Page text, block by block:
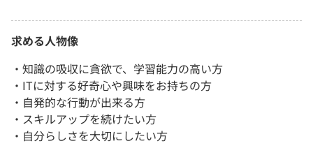
求める人物像
・知識の吸収に貪欲で、学習能力の高い方
・ITに対する好奇心や興味をお持ちの方
・自発的な行動が出来る方
・スキルアップを続けたい方
・自分らしさを大切にしたい方